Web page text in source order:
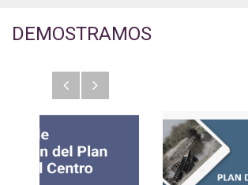
DEMOSTRAMOS
AnteriorSiguiente